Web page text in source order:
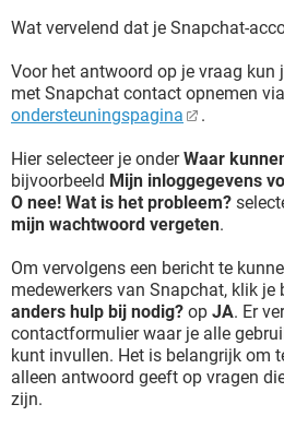
Wat vervelend dat je Snapchat-
Voor het antwoord op je vraag kun
met Snapchat contact opnemen
ondersteuningspagina
.
Hier selecteer je onderWaar
bijvoorbeeld Mijn inloggegevens
O nee! Wat is het probleem?
mijn wachtwoord vergeten.
Om vervolgens een bericht te
medewerkers van Snapchat, klik je
anders hulp bij nodig? op JA. Er
contactformulier waar je alle
kunt invullen. Het is belangrijk om
alleen antwoord geeft op vragen
zijn.